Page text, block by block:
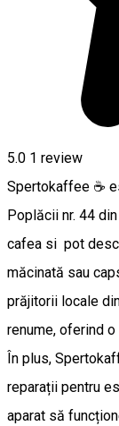
5.0 1 review
Spertokaffee ☕
Poplăcii nr. 44
cafea si pot
măcinată sau
prăjitorii locale
renume, oferind
În plus,
reparații pentru
aparat să